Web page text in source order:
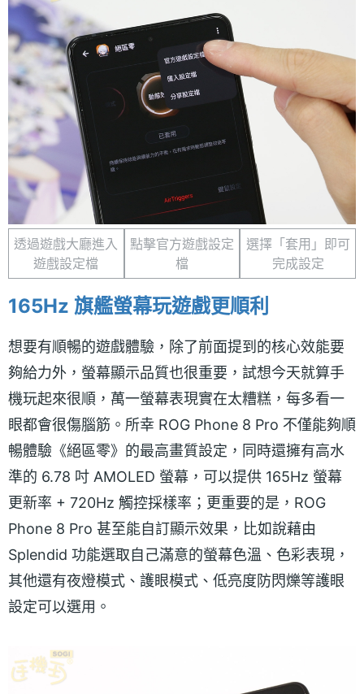
透過遊戲大廳進入
遊戲設定檔
點擊官方遊戲設定
檔
選擇「套用」即可
完成設定
165Hz 旗艦螢幕玩遊戲更順利
想要有順暢的遊戲體驗，除了前面提到的核心效能要
夠給力外，螢幕顯示品質也很重要，試想今天就算手
機玩起來很順，萬一螢幕表現實在太糟糕，每多看一
眼都會很傷腦筋。所幸 ROG Phone 8 Pro 不僅能夠順
暢體驗《絕區零》的最高畫質設定，同時還擁有高水
準的 6.78 吋 AMOLED 螢幕，可以提供 165Hz 螢幕
更新率 + 720Hz 觸控採樣率；更重要的是，ROG
Phone 8 Pro 甚至能自訂顯示效果，比如說藉由
Splendid 功能選取自己滿意的螢幕色溫、色彩表現，
其他還有夜燈模式、護眼模式、低亮度防閃爍等護眼
設定可以選用。